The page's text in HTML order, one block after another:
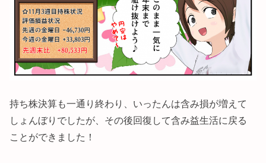
持ち株決算も一通り終わり、いったんは含み損が増えて
しょんぼりでしたが、その後回復して含み益生活に戻る
ことができました！